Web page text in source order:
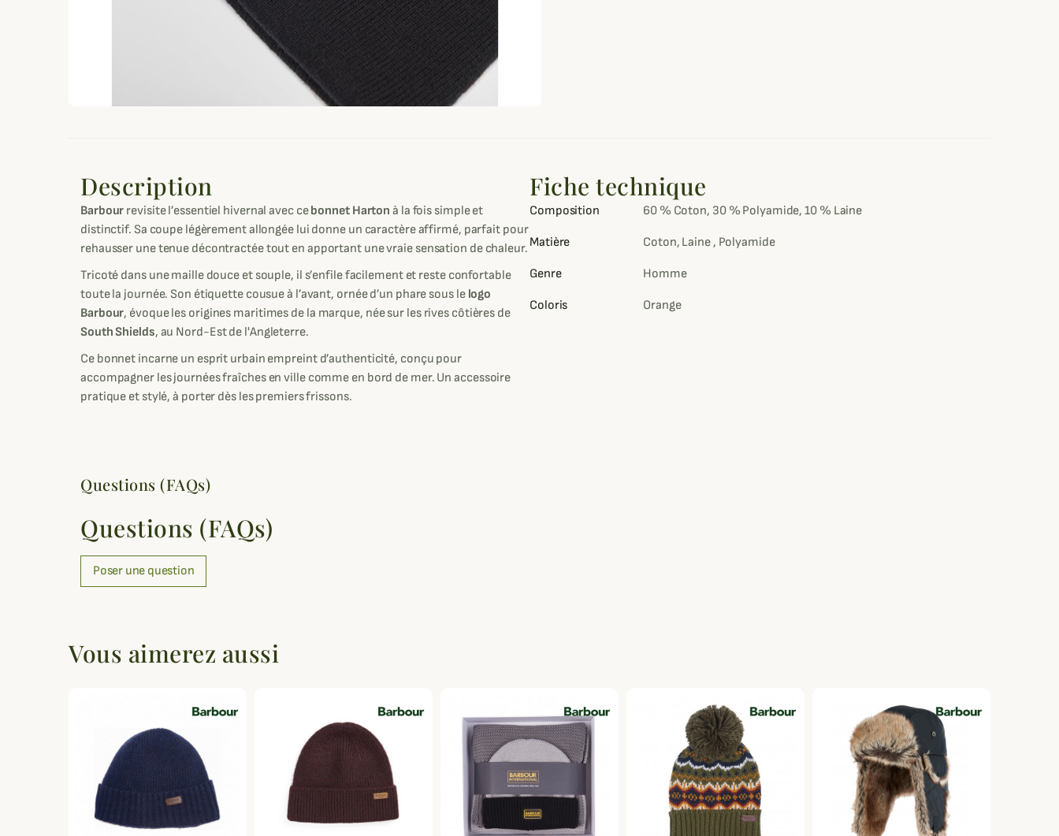
Description
Barbour revisite l’essentiel hivernal avec cebonnet Harton à la fois simple et
distinctif. Sa coupe légèrement allongée lui donne un caractère affirmé, parfait pour
rehausser une tenue décontractée tout en apportant une vraie sensation de chaleur.
Tricoté dans une maille douce et souple, il s’enfile facilement et reste confortable
toute la journée. Son étiquette cousue à l’avant, ornée d’un phare sous le logo
Barbour, évoque les origines maritimes de la marque, née sur les rives côtières de
South Shields, au Nord-Est de l'Angleterre.
Ce bonnet incarne un esprit urbain empreint d’authenticité, conçu pour
accompagner les journées fraîches en ville comme en bord de mer. Un accessoire
pratique et stylé, à porter dès les premiers frissons.
Fiche technique
Composition 60 % Coton, 30 % Polyamide, 10 % Laine
Matière Coton, Laine , Polyamide
Genre Homme
Coloris Orange
Questions (FAQs)
Questions (FAQs)
Poser une question
Vous aimerez aussi